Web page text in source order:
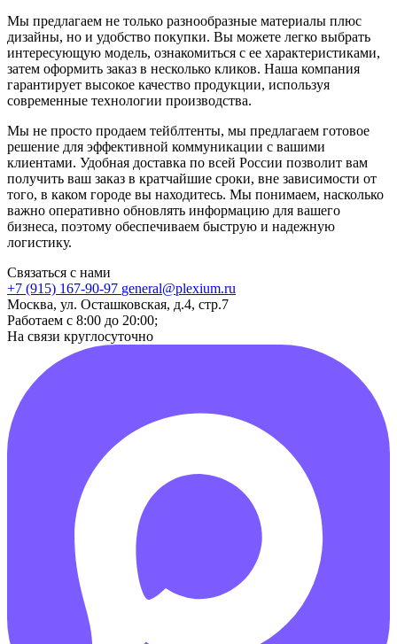
Мы предлагаем не только разнообразные материалы плюс
дизайны, но и удобство покупки. Вы можете легко выбрать
интересующую модель, ознакомиться с ее характеристиками,
затем оформить заказ в несколько кликов. Наша компания
гарантирует высокое качество продукции, используя
современные технологии производства.
Мы не просто продаем тейблтенты, мы предлагаем готовое
решение для эффективной коммуникации с вашими
клиентами. Удобная доставка по всей России позволит вам
получить ваш заказ в кратчайшие сроки, вне зависимости от
того, в каком городе вы находитесь. Мы понимаем, насколько
важно оперативно обновлять информацию для вашего
бизнеса, поэтому обеспечиваем быструю и надежную
логистику.
Связаться с нами
+7 (915) 167-90-97 general@plexium.ru
Москва, ул. Осташковская, д.4, стр.7
Работаем с 8:00 до 20:00;
На связи круглосуточно